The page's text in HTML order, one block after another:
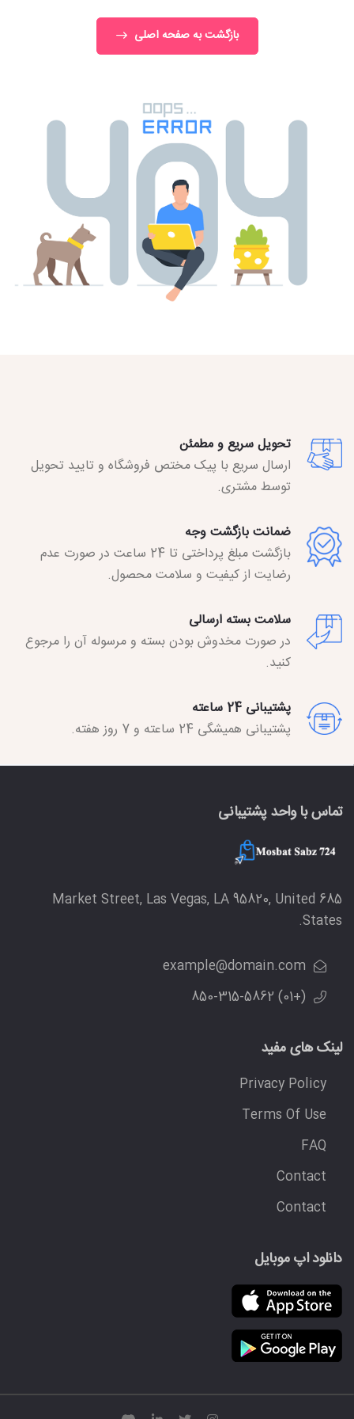
بازگشت به صفحه اصلی
تحویل سریع و مطمئن
ارسال سریع با پیک مختص فروشگاه و تایید تحویل
توسط مشتری.
ضمانت بازگشت وجه
بازگشت مبلغ پرداختی تا 24 ساعت در صورت عدم
رضایت از کیفیت و سلامت محصول.
سلامت بسته ارسالی
در صورت مخدوش بودن بسته و مرسوله آن را مرجوع
کنید.
پشتیبانی 24 ساعته
پشتیبانی همیشگی 24 ساعته و 7 روز هفته.
تماس با واحد پشتیبانی
685 Market Street, Las Vegas, LA 95820, United
States.
example@domain.com
(+01) 850-315-5862
لینک های مفید
Privacy Policy
Terms Of Use
FAQ
Contact
Contact
دانلود اپ موبایل